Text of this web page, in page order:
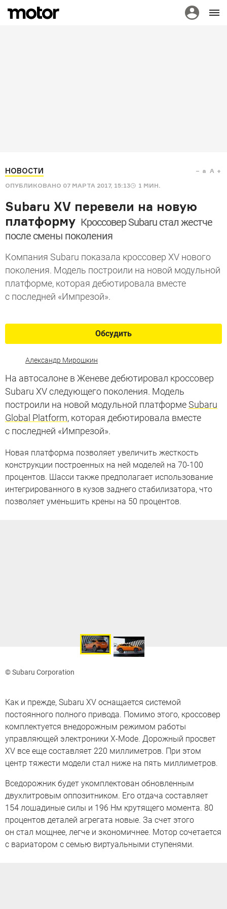
НОВОСТИ
ОПУБЛИКОВАНО 07 МАРТА 2017, 15:13 1 МИН.
a A
Subaru XV перевели на новую
платформу Кроссовер Subaru стал жестче
после смены поколения
Компания Subaru показала кроссовер XV нового
поколения. Модель построили на новой модульной
платформе, которая дебютировала вместе
с последней «Импрезой».
Обсудить
Александр Мирошкин
На автосалоне в Женеве дебютировал кроссовер
Subaru XV следующего поколения. Модель
построили на новой модульной платформеSubaru
Global Platform, которая дебютировала вместе
с последней «Импрезой».
Новая платформа позволяет увеличить жесткость
конструкции построенных на ней моделей на 70-100
процентов. Шасси также предполагает использование
интегрированного в кузов заднего стабилизатора, что
позволяет уменьшить крены на 50 процентов.
© Subaru Corporation
Как и прежде, Subaru XV оснащается системой
постоянного полного привода. Помимо этого, кроссовер
комплектуется внедорожным режимом работы
управляющей электроники X-Mode. Дорожный просвет
XV все еще составляет 220 миллиметров. При этом
центр тяжести модели стал ниже на пять миллиметров.
Вседорожник будет укомплектован обновленным
двухлитровым оппозитником. Его отдача составляет
154 лошадиные силы и 196 Нм крутящего момента. 80
процентов деталей агрегата новые. За счет этого
он стал мощнее, легче и экономичнее. Мотор сочетается
с вариатором с семью виртуальными ступенями.